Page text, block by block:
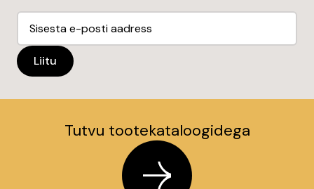
Tutvu tootekataloogidega